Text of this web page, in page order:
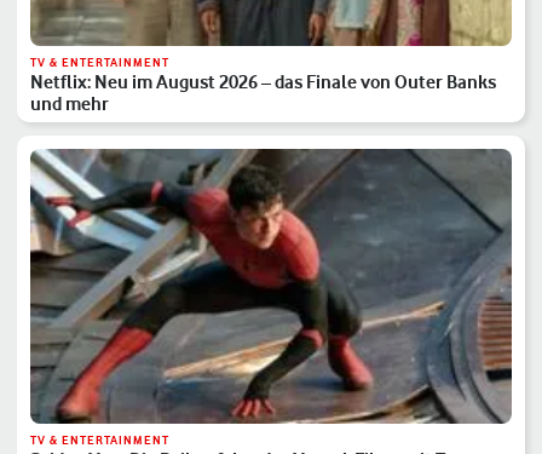
TV & ENTERTAINMENT
Netflix: Neu im August 2026 – das Finale von Outer Banks
und mehr
TV & ENTERTAINMENT